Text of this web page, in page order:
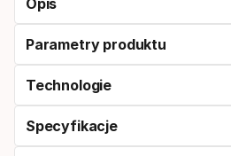
Parametry produktu
Technologie
Specyfikacje